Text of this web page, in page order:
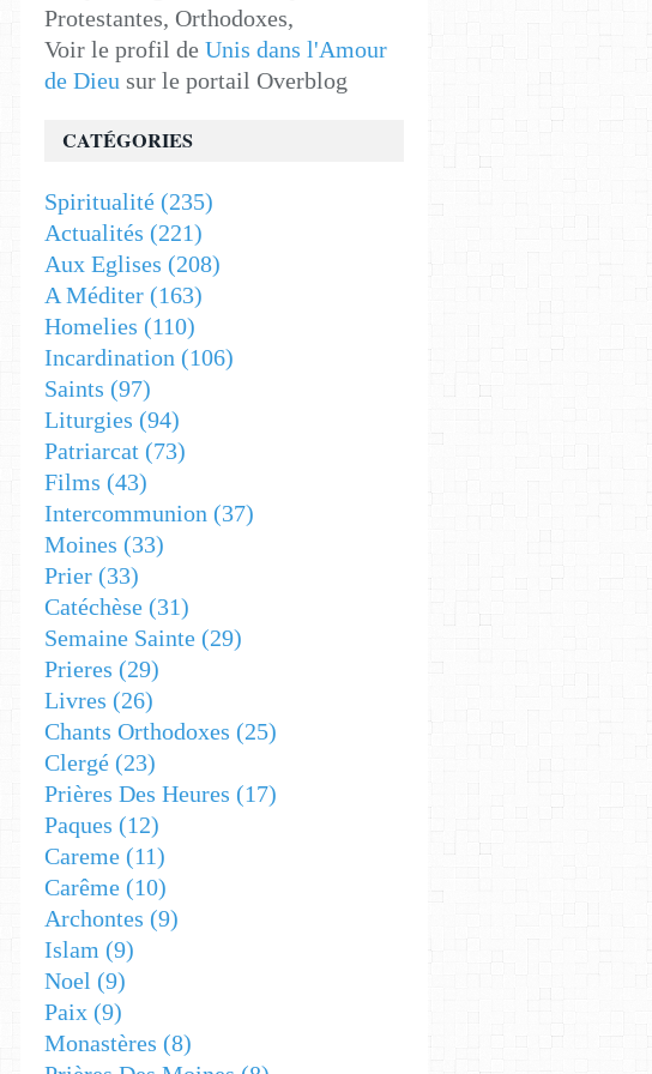
Protestantes, Orthodoxes,
Voir le profil de Unis dans l'Amour
de Dieu sur le portail Overblog
CATÉGORIES
Spiritualité (235)
Actualités (221)
Aux Eglises (208)
A Méditer (163)
Homelies (110)
Incardination (106)
Saints (97)
Liturgies (94)
Patriarcat (73)
Films (43)
Intercommunion (37)
Moines (33)
Prier (33)
Catéchèse (31)
Semaine Sainte (29)
Prieres (29)
Livres (26)
Chants Orthodoxes (25)
Clergé (23)
Prières Des Heures (17)
Paques (12)
Careme (11)
Carême (10)
Archontes (9)
Islam (9)
Noel (9)
Paix (9)
Monastères (8)